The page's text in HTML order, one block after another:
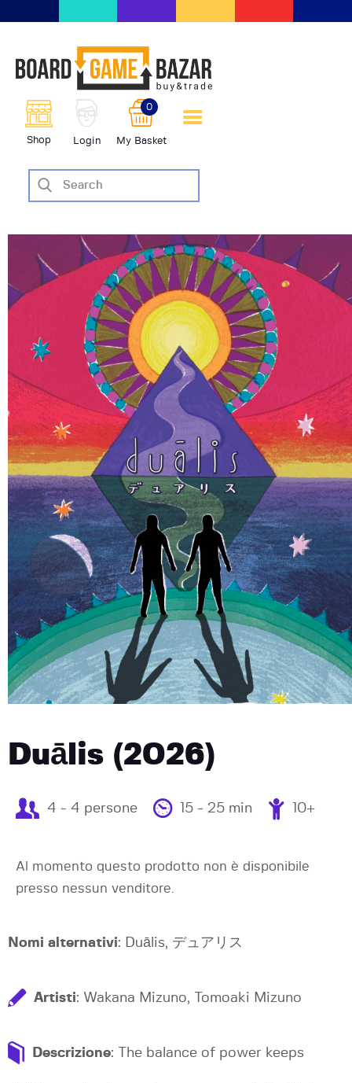
Shop Login My Basket
0
scambio giochi da tavolo
BoardGameBazar
SHOP
VENDI
CASE EDITRICI
AIUTO
BLOG-NEWS
EVENTI
Duālis (2026)
4 - 4 persone 15 - 25 min 10+
Al momento questo prodotto non è disponibile
presso nessun venditore.
Nomi alternativi: Duālis, デュアリス
Artisti: Wakana Mizuno, Tomoaki Mizuno
Descrizione: The balance of power keeps